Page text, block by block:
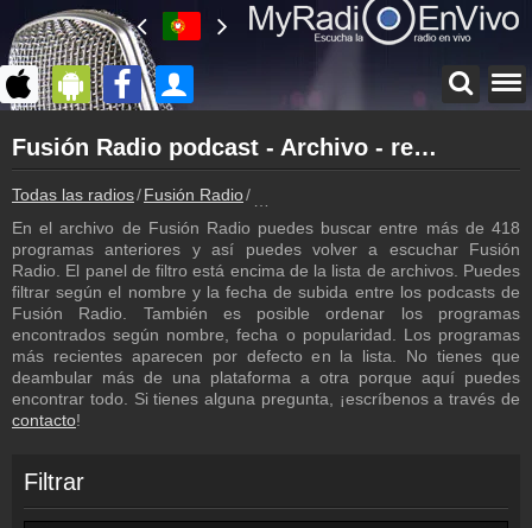
myradioenvivo.mx
Fusión Radio
Atrás a la página de Fusión Radio
Inicio de sesión
¡Crea una cuenta propia!
Lista de canciones
Descubre lo que ha sonado hasta ahora
Programación
Los programas de Fusión Radio
Contacto
Colaboración
¡Envía tu radio!
Fusión Radio podcast - Archivo - repetición de los programas
Todas las radios Fusión Radio
En el archivo de Fusión Radio puedes buscar entre más de 418
programas anteriores y así puedes volver a escuchar Fusión
Radio. El panel de filtro está encima de la lista de archivos. Puedes
filtrar según el nombre y la fecha de subida entre los podcasts de
Fusión Radio. También es posible ordenar los programas
encontrados según nombre, fecha o popularidad. Los programas
más recientes aparecen por defecto en la lista. No tienes que
deambular más de una plataforma a otra porque aquí puedes
encontrar todo. Si tienes alguna pregunta, ¡escríbenos a través de
contacto!
Filtrar